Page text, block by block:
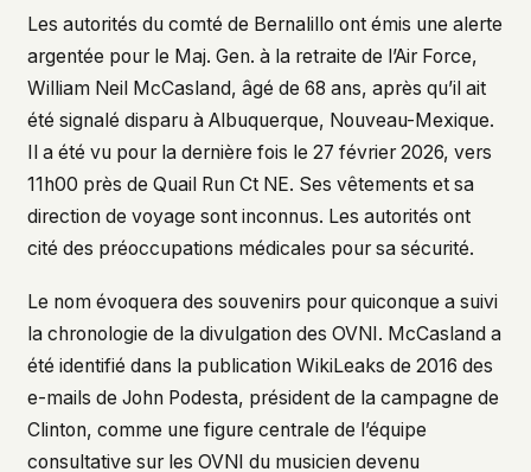
Les autorités du comté de Bernalillo ont émis une alerte
argentée pour le Maj. Gen. à la retraite de l’Air Force,
William Neil McCasland, âgé de 68 ans, après qu’il ait
été signalé disparu à Albuquerque, Nouveau-Mexique.
Il a été vu pour la dernière fois le 27 février 2026, vers
11h00 près de Quail Run Ct NE. Ses vêtements et sa
direction de voyage sont inconnus. Les autorités ont
cité des préoccupations médicales pour sa sécurité.
Le nom évoquera des souvenirs pour quiconque a suivi
la chronologie de la divulgation des OVNI. McCasland a
été identifié dans la publication WikiLeaks de 2016 des
e-mails de John Podesta, président de la campagne de
Clinton, comme une figure centrale de l’équipe
consultative sur les OVNI du musicien devenu